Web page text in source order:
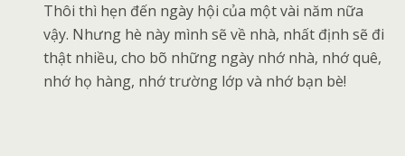
Thôi thì hẹn đến ngày hội của một vài năm nữa
vậy. Nhưng hè này mình sẽ về nhà, nhất định sẽ đi
thật nhiều, cho bõ những ngày nhớ nhà, nhớ quê,
nhớ họ hàng, nhớ trường lớp và nhớ bạn bè!